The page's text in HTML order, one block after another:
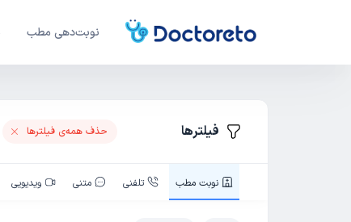
نوبت‌دهی مطب
فیلترها حذف همه‌ی فیلتر‌ها
نوبت‌ مطب تلفنی متنی ویدیویی